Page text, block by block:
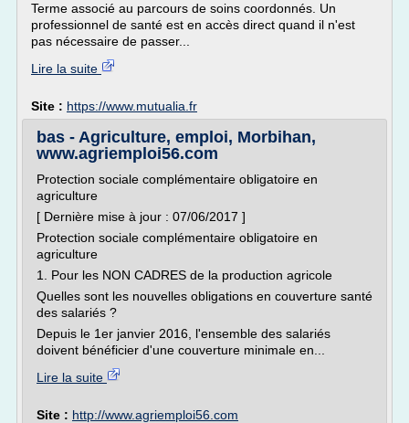
Terme associé au parcours de soins coordonnés. Un
professionnel de santé est en accès direct quand il n'est
pas nécessaire de passer...
Lire la suite
Site : https://www.mutualia.fr
bas - Agriculture, emploi, Morbihan,
www.agriemploi56.com
Protection sociale complémentaire obligatoire en
agriculture
[ Dernière mise à jour : 07/06/2017 ]
Protection sociale complémentaire obligatoire en
agriculture
1. Pour les NON CADRES de la production agricole
Quelles sont les nouvelles obligations en couverture santé
des salariés ?
Depuis le 1er janvier 2016, l'ensemble des salariés
doivent bénéficier d'une couverture minimale en...
Lire la suite
Site : http://www.agriemploi56.com